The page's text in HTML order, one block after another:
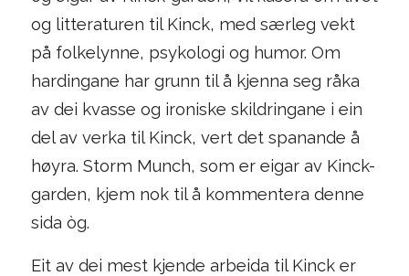
og litteraturen til Kinck, med særleg vekt
på folkelynne, psykologi og humor. Om
hardingane har grunn til å kjenna seg råka
av dei kvasse og ironiske skildringane i ein
del av verka til Kinck, vert det spanande å
høyra. Storm Munch, som er eigar av Kinck-
garden, kjem nok til å kommentera denne
sida òg.
Eit av dei mest kjende arbeida til Kinck er